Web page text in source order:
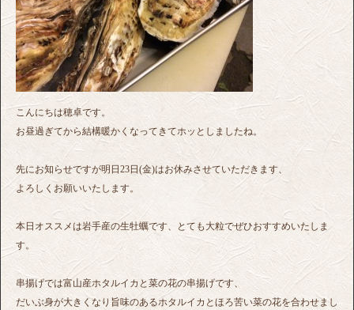
こんにちは穂卓です。
お昼過ぎてから結構暖かくなってきてホッとしましたね。
先にお知らせですが明日23日(金)はお休みさせていただきます、
よろしくお願いいたします。
本日オススメは岩手産の生牡蠣です、とても大粒でぜひおすすめいたしま
す。
串揚げでは富山産ホタルイカと菜の花の串揚げです、
だいぶ身が大きくなり旨味のあるホタルイカとほろ苦い菜の花を合わせまし